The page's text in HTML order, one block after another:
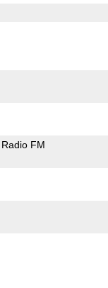
Radio FM